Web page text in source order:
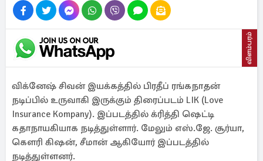
விளம்பரம்
விக்னேஷ் சிவன் இயக்கத்தில் பிரதீப் ரங்கநாதன்
நடிப்பில் உருவாகி இருக்கும் திரைப்படம் LIK (Love
Insurance Kompany). இப்படத்தில் க்ரித்தி ஷெட்டி
கதாநாயகியாக நடித்துள்ளார். மேலும் எஸ்.ஜே. சூர்யா,
கௌரி கிஷன், சீமான் ஆகியோர் இப்படத்தில்
நடித்துள்ளனர்.